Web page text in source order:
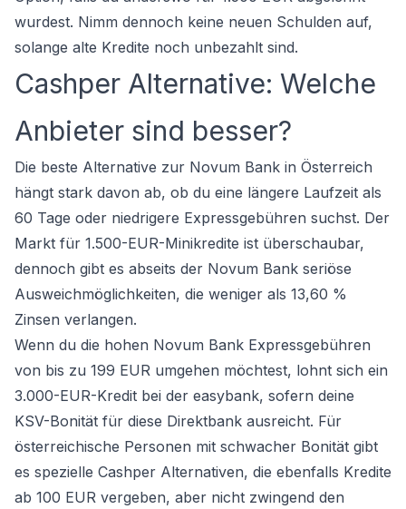
wurdest. Nimm dennoch keine neuen Schulden auf,
solange alte Kredite noch unbezahlt sind.
Cashper Alternative: Welche
Anbieter sind besser?
Die beste Alternative zur Novum Bank in Österreich
hängt stark davon ab, ob du eine längere Laufzeit als
60 Tage oder niedrigere Expressgebühren suchst. Der
Markt für 1.500-EUR-Minikredite ist überschaubar,
dennoch gibt es abseits der Novum Bank seriöse
Ausweichmöglichkeiten, die weniger als 13,60 %
Zinsen verlangen.
Wenn du die hohen Novum Bank Expressgebühren
von bis zu 199 EUR umgehen möchtest, lohnt sich ein
3.000-EUR-Kredit bei der easybank, sofern deine
KSV-Bonität für diese Direktbank ausreicht. Für
österreichische Personen mit schwacher Bonität gibt
es spezielle Cashper Alternativen, die ebenfalls Kredite
ab 100 EUR vergeben, aber nicht zwingend den